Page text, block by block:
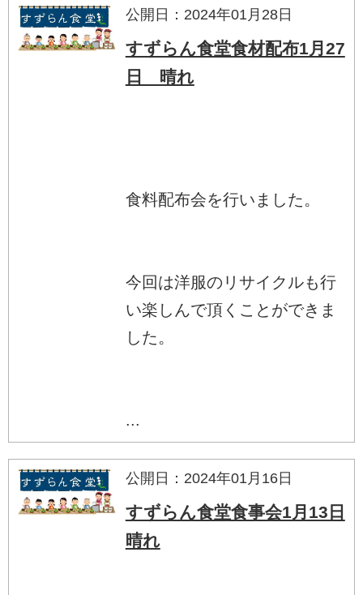
公開日：2024年01月28日
すずらん食堂食材配布1月27
日 晴れ
食料配布会を行いました。
今回は洋服のリサイクルも行
い楽しんで頂くことができま
した。
...
公開日：2024年01月16日
すずらん食堂食事会1月13日
晴れ